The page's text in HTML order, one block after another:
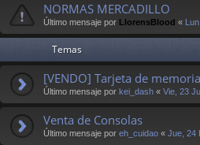
NORMAS MERCADILLO
Último mensaje por LlorensBlood «
Temas
[VENDO] Tarjeta de
Último mensaje por kei_dash « Vie, 23
Venta de Consolas
Último mensaje por eh_cuidao « Jue, 24